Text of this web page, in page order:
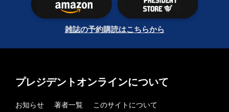
雑誌の予約購読はこちらから
プレジデントオンラインについて
お知らせ 著者一覧
このサイトについて